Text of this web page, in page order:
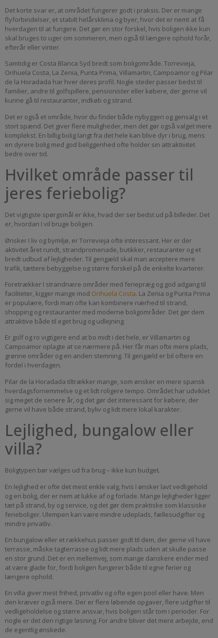
Det korte svar er, at området fungerer godt i praksis. Der er mange
flyforbindelser, et stabilt helårsklima og byer, hvor det er nemt at få
hverdagen til at fungere. Det gør en stor forskel, hvis boligen ikke kun
skal bruges to uger om sommeren, men også til længere ophold forår,
efterår eller vinter.
Samtidig er Costa Blanca Syd bredt som boligområde. Torrevieja,
Orihuela Costa, La Zenia, Punta Prima, Villamartin, Campoamor og Pilar
de la Horadada har hver deres profil. Nogle steder passer bedst til
familier, andre til golfspillere, pensionister eller købere, der gerne vil
kunne gå til restauranter, indkøb og strand.
Det er også et område, hvor du finder både nybyggeri og gensalg i et
stort spænd. Det giver flere muligheder, men det gør også valget mere
komplekst. En billig bolig langt fra det hele kan blive dyr i brug, mens
en dyrere bolig med god beliggenhed ofte holder sin attraktivitet
bedre over tid.
Hvilket område passer til
jeres feriebolig?
Det vigtigste spørgsmål er ikke, hvad der ser bedst ud på billeder. Det
er, hvordan I vil bruge boligen.
Ønsker I liv og bymiljø, er Torrevieja ofte interessant. Her er der
aktivitet året rundt, strandpromenade, butikker, restauranter og et
bredt udbud af lejligheder. Til gengæld skal man acceptere mere
trafik, tættere bebyggelse og større forskel på de enkelte kvarterer.
Foretrækker I strandnære områder med feriepræg og god adgang til
faciliteter, kigger mange mod Orihuela Costa. La Zenia og Punta Prima
er populære, fordi man ofte kan kombinere nærhed til strand,
shopping og restauranter med moderne boligområder. Det gør dem
attraktive både til eget brug og udlejning.
Er golf og ro vigtigere end at bo midt i det hele, er Villamartin og
Campoamor oplagte at se nærmere på. Her får man ofte mere plads,
grønne områder og en anden stemning. Til gengæld er bil oftere en
fordel i hverdagen.
Pilar de la Horadada tiltrækker mange, som ønsker en mere spansk
hverdagsfornemmelse og et lidt roligere tempo. Området har udviklet
sig meget de senere år, og det gør det interessant for købere, der
gerne vil have både strand, byliv og lidt mere lokal karakter.
Lejlighed, bungalow eller
villa?
Boligtypen bør vælges ud fra brug – ikke kun budget.
En lejlighed er ofte det mest enkle valg, hvis I ønsker lavt vedligehold
og en bolig, der er nem at lukke af og forlade. Mange lejligheder ligger
tæt på strand, by og service, og det gør dem praktiske som klassiske
ferieboliger. Ulempen kan være mindre udeplads, fællesudgifter og
mindre privatliv.
En bungalow eller et rækkehus passer godt til dem, der gerne vil have
terrasse, måske tagterrasse og lidt mere plads uden at skulle passe
en stor grund. Det er en mellemvej, som mange danskere ender med
at være glade for, fordi boligen fungerer både til egne ferier og
længere ophold.
En villa giver mest frihed, privatliv og ofte egen pool eller have. Men
den kræver også mere. Der er flere løbende opgaver, flere udgifter til
vedligeholdelse og større ansvar, hvis boligen står tom i perioder. For
nogle er det den rigtige løsning. For andre bliver det mere arbejde, end
de egentlig ønskede.